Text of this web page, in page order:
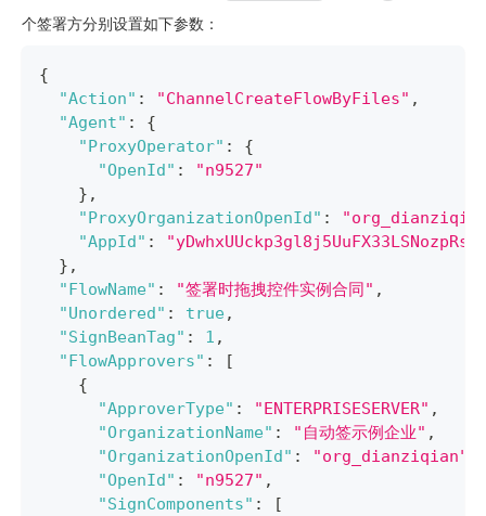
个签署方分别设置如下参数：
{
"Action" : "ChannelCreateFlowByFiles" ,
"Agent" :
{
"ProxyOperator" :
{
"OpenId" :
"n9527"
} ,
"ProxyOrganizationOpenId" :
"AppId" :
} ,
"FlowName" : "签署时拖拽控件实例合同" ,
"Unordered" : true,
"SignBeanTag" : 1 ,
"FlowApprovers" :
[
{
"ApproverType" : "ENTERPRISESERVER" ,
"OrganizationName" : "自动签示例企业" ,
"OrganizationOpenId" : "org_dianziqian"
"OpenId" : "n9527" ,
"SignComponents" :
[